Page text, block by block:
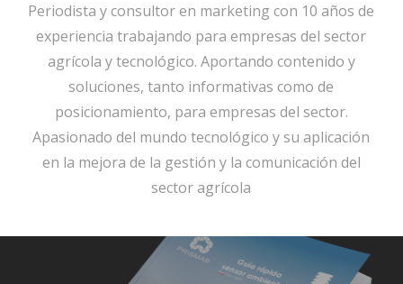
Periodista y consultor en marketing con 10 años de
experiencia trabajando para empresas del sector
agrícola y tecnológico. Aportando contenido y
soluciones, tanto informativas como de
posicionamiento, para empresas del sector.
Apasionado del mundo tecnológico y su aplicación
en la mejora de la gestión y la comunicación del
sector agrícola